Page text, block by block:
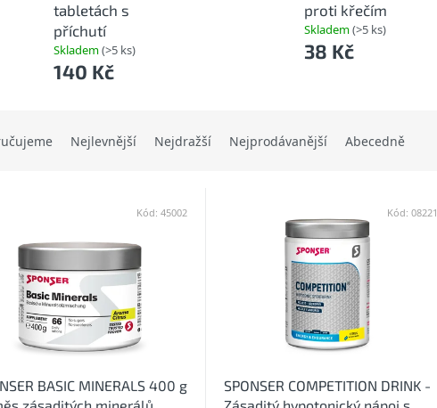
tabletách s
příchutí
Skladem(>5 ks)
140 Kč
proti křečím
Skladem(>5 ks)
38 Kč
Nejlevnější Nejdražší Nejprodávanější Abecedně
BASIC MINERALS 400 g
Kód: 45002
SPONSER COMPETITION DRINK -
Kód: 08221